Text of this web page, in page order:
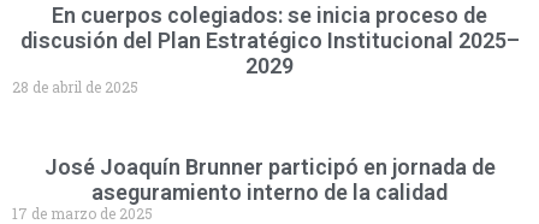
En cuerpos colegiados: se inicia proceso de
discusión del Plan Estratégico Institucional 2025–
2029
28 de abril de 2025
José Joaquín Brunner participó en jornada de
aseguramiento interno de la calidad
17 de marzo de 2025